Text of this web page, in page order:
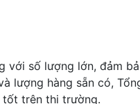
với số lượng lớn, đảm
lượng hàng sẵn có,
tốt trên thị trường.